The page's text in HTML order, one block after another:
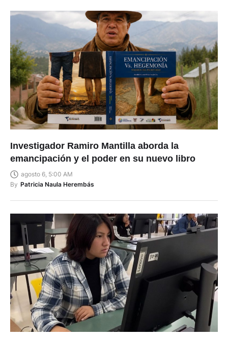
Investigador Ramiro Mantilla aborda la
emancipación y el poder en su nuevo libro
agosto 6, 5:00 AM
By Patricia Naula Herembás